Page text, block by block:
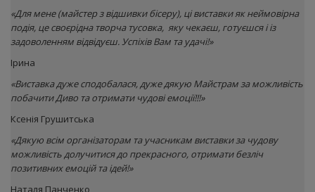
«Для мене (майстер з відшивки бісеру), ці виставки як неймовірна
подія, це своєрідна творча тусовка, яку чекаєш, готуєшся і із
задоволенням відвідуєш. Успіхів Вам та удачі!»
Ірина
«Виставка дуже сподобалася, дуже дякую Майстрам за можливість
побачити Диво та отримати чудові емоції!!!»
Ксенія Грушитська
«Дякую всім організаторам та учасникам виставки за чудову
можливість долучитися до прекрасного, отримати безліч
позитивних емоцій та ідей!»
Наталя Панченко